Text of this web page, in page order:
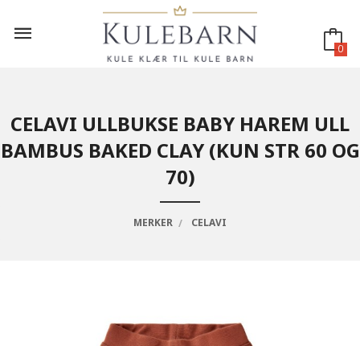
innholdet
0
CELAVI ULLBUKSE BABY HAREM ULL
BAMBUS BAKED CLAY (KUN STR 60 OG
70)
MERKER CELAVI